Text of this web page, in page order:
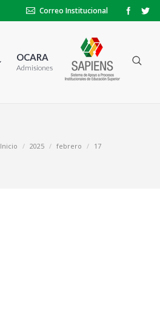
Correo Institucional
OCARA
Admisiones
Inicio 2025 febrero 17